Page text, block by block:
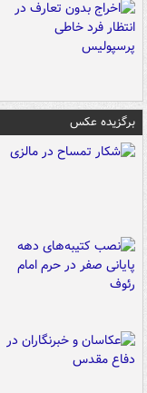
برگزیده عکس